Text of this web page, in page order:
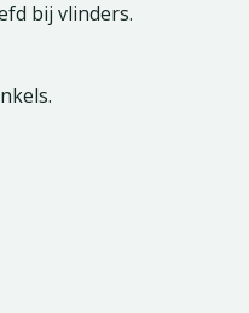
bij vlinders.